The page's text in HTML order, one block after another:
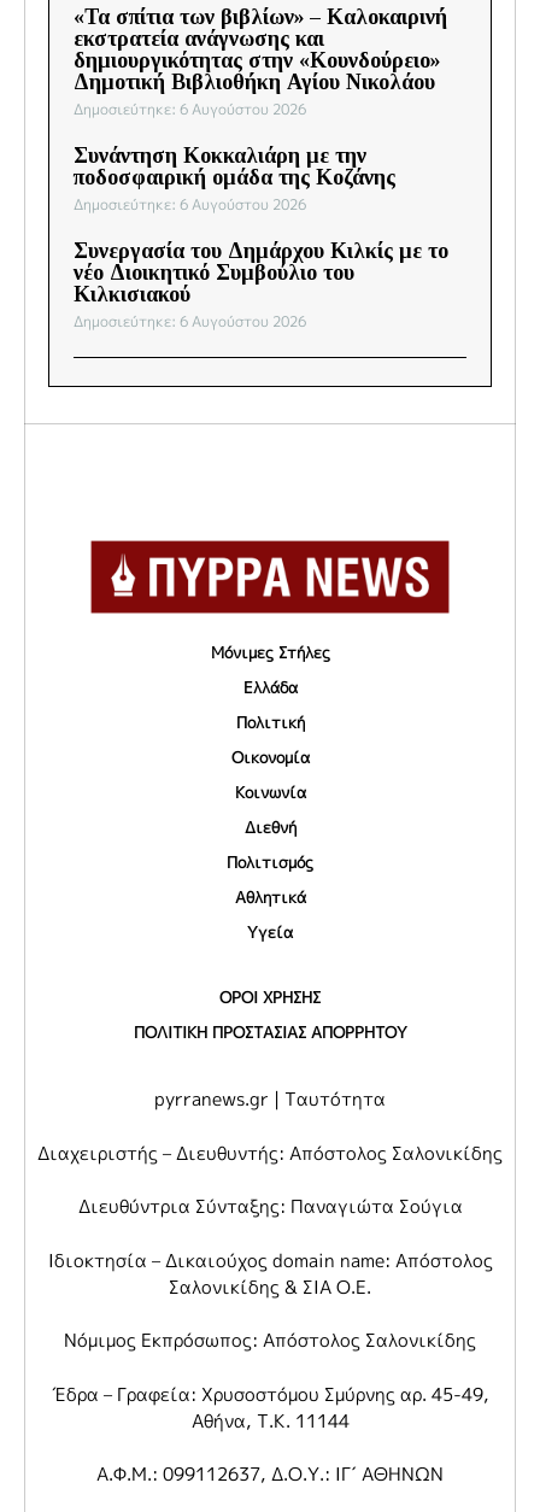
«Τα σπίτια των βιβλίων» – Καλοκαιρινή
εκστρατεία ανάγνωσης και
δημιουργικότητας στην «Κουνδούρειο»
Δημοτική Βιβλιοθήκη Αγίου Νικολάου
Δημοσιεύτηκε: 6 Αυγούστου 2026
Συνάντηση Κοκκαλιάρη με την
ποδοσφαιρική ομάδα της Κοζάνης
Δημοσιεύτηκε: 6 Αυγούστου 2026
Συνεργασία του Δημάρχου Κιλκίς με το
νέο Διοικητικό Συμβούλιο του
Κιλκισιακού
Δημοσιεύτηκε: 6 Αυγούστου 2026
Μόνιμες Στήλες
Ελλάδα
Πολιτική
Οικονομία
Κοινωνία
Διεθνή
Πολιτισμός
Αθλητικά
Υγεία
ΟΡΟΙ ΧΡΗΣΗΣ
ΠΟΛΙΤΙΚΗ ΠΡΟΣΤΑΣΙΑΣ ΑΠΟΡΡΗΤΟΥ
pyrranews.gr | Ταυτότητα
Διαχειριστής – Διευθυντής: Απόστολος Σαλονικίδης
Διευθύντρια Σύνταξης: Παναγιώτα Σούγια
Ιδιοκτησία – Δικαιούχος domain name: Απόστολος
Σαλονικίδης & ΣΙΑ Ο.Ε.
Νόμιμος Εκπρόσωπος: Απόστολος Σαλονικίδης
Έδρα – Γραφεία: Χρυσοστόμου Σμύρνης αρ. 45-49,
Αθήνα, Τ.Κ. 11144
Α.Φ.Μ.: 099112637, Δ.Ο.Υ.: ΙΓ΄ ΑΘΗΝΩΝ